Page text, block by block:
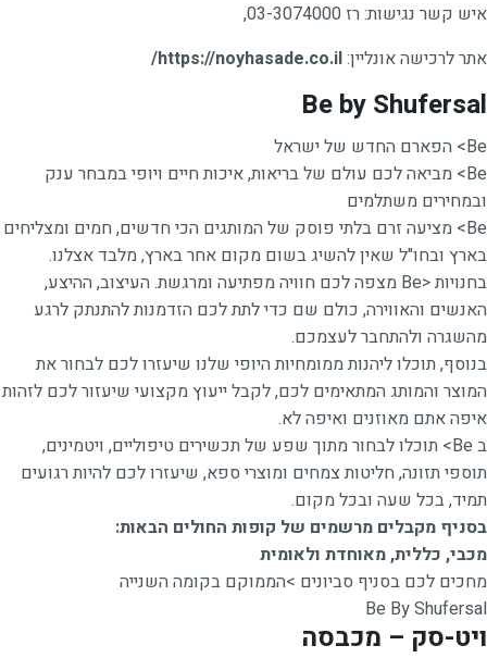
איש קשר נגישות: רז 03-3074000,
אתר לרכישה אונליין:https://noyhasade.co.il/
Be by Shufersal
Be> הפארם החדש של ישראל
Be> מביאה לכם עולם של בריאות, איכות חיים ויופי במבחר ענק
ובמחירים משתלמים
Be> מציעה זרם בלתי פוסק של המותגים הכי חדשים, חמים ומצליחים
בארץ ובחו"ל שאין להשיג בשום מקום אחר בארץ, מלבד אצלנו.
בחנויות <Be מצפה לכם חוויה מפתיעה ומרגשת. העיצוב, ההיצע,
האנשים והאווירה, כולם שם כדי לתת לכם הזדמנות להתנתק לרגע
מהשגרה ולהתחבר לעצמכם.
בנוסף, תוכלו ליהנות ממומחיות היופי שלנו שיעזרו לכם לבחור את
המוצר והמותג המתאימים לכם, לקבל ייעוץ מקצועי שיעזור לכם לזהות
איפה אתם מאוזנים ואיפה לא.
ב Be> תוכלו לבחור מתוך שפע של תכשירים טיפוליים, ויטמינים,
תוספי תזונה, חליטות צמחים ומוצרי ספא, שיעזרו לכם להיות רגועים
תמיד, בכל שעה ובכל מקום.
בסניף מקבלים מרשמים של קופות החולים הבאות:
מכבי, כללית, מאוחדת ולאומית
מחכים לכם בסניף סביונים >הממוקם בקומה השנייה
Be By Shufersal
ויט-סק – מכבסה